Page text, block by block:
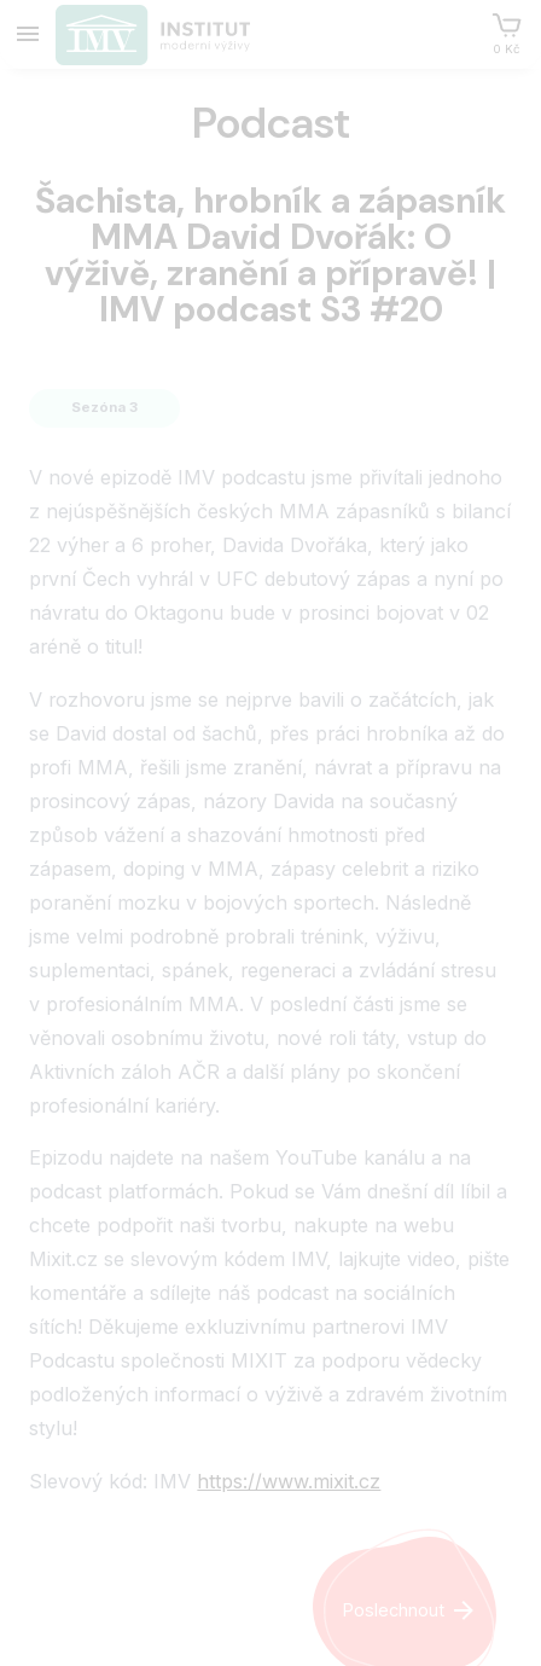
0 Kč
Podcast
Šachista, hrobník a zápasník
MMA David Dvořák: O
výživě, zranění a přípravě! |
IMV podcast S3 #20
Sezóna 3
V nové epizodě IMV podcastu jsme přivítali jednoho
z nejúspěšnějších českých MMA zápasníků s bilancí
22 výher a 6 proher, Davida Dvořáka, který jako
první Čech vyhrál v UFC debutový zápas a nyní po
návratu do Oktagonu bude v prosinci bojovat v 02
aréně o titul!
V rozhovoru jsme se nejprve bavili o začátcích, jak
se David dostal od šachů, přes práci hrobníka až do
profi MMA, řešili jsme zranění, návrat a přípravu na
prosincový zápas, názory Davida na současný
způsob vážení a shazování hmotnosti před
zápasem, doping v MMA, zápasy celebrit a riziko
poranění mozku v bojových sportech. Následně
jsme velmi podrobně probrali trénink, výživu,
suplementaci, spánek, regeneraci a zvládání stresu
v profesionálním MMA. V poslední části jsme se
věnovali osobnímu životu, nové roli táty, vstup do
Aktivních záloh AČR a další plány po skončení
profesionální kariéry.
Epizodu najdete na našem YouTube kanálu a na
podcast platformách. Pokud se Vám dnešní díl líbil a
chcete podpořit naši tvorbu, nakupte na webu
Mixit.cz se slevovým kódem IMV, lajkujte video, pište
komentáře a sdílejte náš podcast na sociálních
sítích! Děkujeme exkluzivnímu partnerovi IMV
Podcastu společnosti MIXIT za podporu vědecky
podložených informací o výživě a zdravém životním
stylu!
Slevový kód: IMV https://www.mixit.cz
Poslechnout